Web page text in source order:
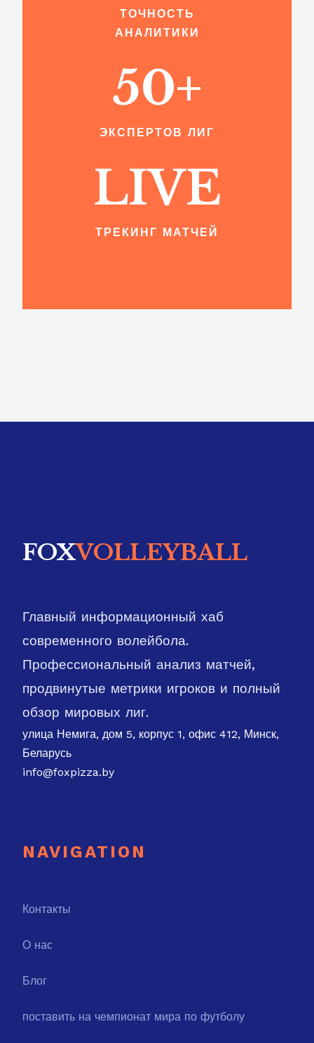
ТОЧНОСТЬ
АНАЛИТИКИ
50+
ЭКСПЕРТОВ ЛИГ
LIVE
ТРЕКИНГ МАТЧЕЙ
FOXVOLLEYBALL
Главный информационный хаб
современного волейбола.
Профессиональный анализ матчей,
продвинутые метрики игроков и полный
обзор мировых лиг.
улица Немига, дом 5, корпус 1, офис 412, Минск,
Беларусь
info@foxpizza.by
NAVIGATION
Контакты
О нас
Блог
поставить на чемпионат мира по футболу